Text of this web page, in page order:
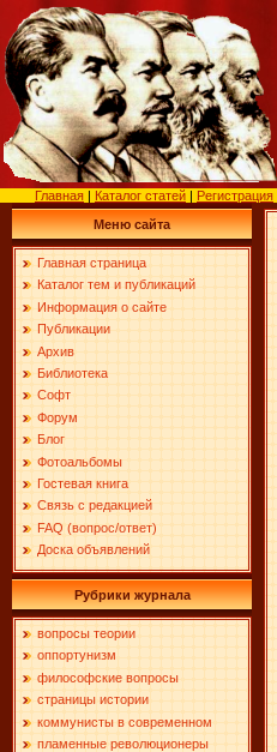
Главная | Каталог статей | Регистрация
Меню сайта
Главная страница
Каталог тем и публикаций
Информация о сайте
Публикации
Архив
Библиотека
Софт
Форум
Блог
Фотоальбомы
Гостевая книга
Связь с редакцией
FAQ (вопрос/ответ)
Доска объявлений
Рубрики журнала
вопросы теории
оппортунизм
философские вопросы
страницы истории
коммунисты в современном
пламенные революционеры